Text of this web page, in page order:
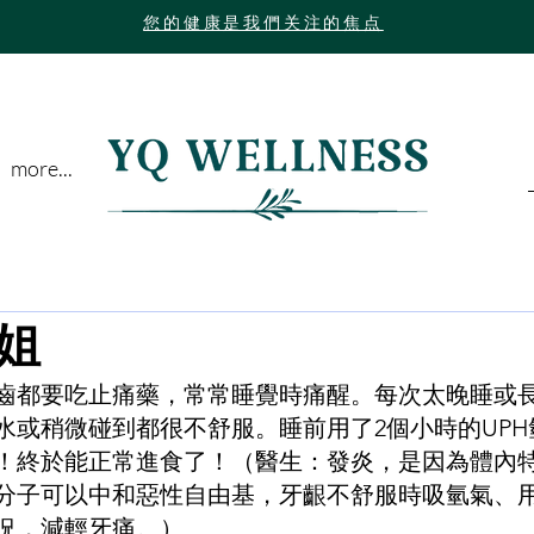
您的健康是我們关注的焦点
more...
都要吃止痛藥，常常睡覺時痛醒。每次太晚睡或
或稍微碰到都很不舒服。睡前用了2個小時的
終於能正常進食了！（醫生：發炎，是因為體內
子可以中和惡性自由基，牙齦不舒服時吸氫氣、
，減輕牙痛。）